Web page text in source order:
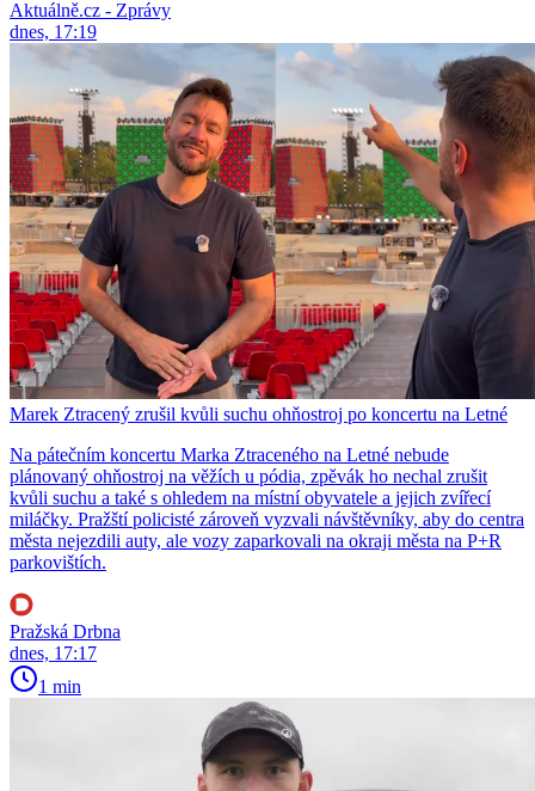
Aktuálně.cz - Zprávy
dnes, 17:19
Marek Ztracený zrušil kvůli suchu ohňostroj po koncertu na Letné
Na pátečním koncertu Marka Ztraceného na Letné nebude
plánovaný ohňostroj na věžích u pódia, zpěvák ho nechal zrušit
kvůli suchu a také s ohledem na místní obyvatele a jejich zvířecí
miláčky. Pražští policisté zároveň vyzvali návštěvníky, aby do centra
města nejezdili auty, ale vozy zaparkovali na okraji města na P+R
parkovištích.
Pražská Drbna
dnes, 17:17
1 min